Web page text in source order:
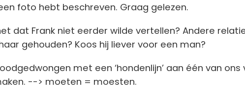
foto hebt beschreven. Graag gelezen.
dat Frank niet eerder wilde vertellen? Andere
gehouden? Koos hij liever voor een man?
met een ‘hondenlijn’ aan één van ons
--> moeten = moesten.